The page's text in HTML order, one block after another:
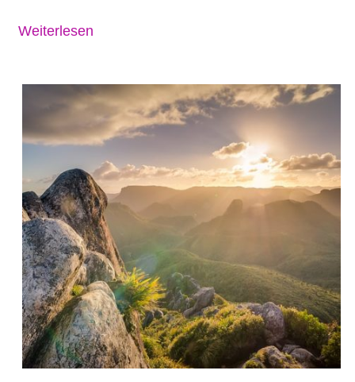
Weiterlesen